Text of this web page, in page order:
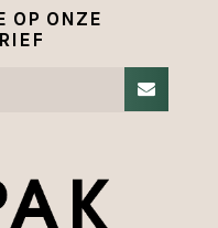
OP ONZE